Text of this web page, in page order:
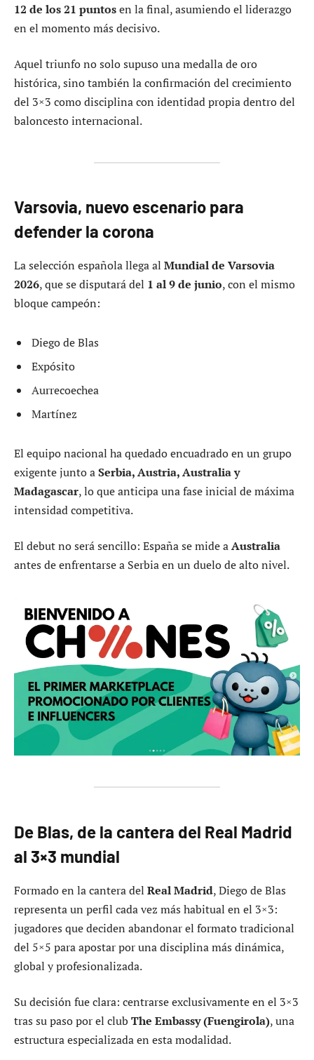
12 de los 21 puntosen la final, asumiendo el liderazgo
en el momento más decisivo.
Aquel triunfo no solo supuso una medalla de oro
histórica, sino también la confirmación del crecimiento
del 3×3 como disciplina con identidad propia dentro del
baloncesto internacional.
Varsovia, nuevo escenario para
defender la corona
La selección española llega al Mundial de Varsovia
2026, que se disputará del 1 al 9 de junio, con el mismo
bloque campeón:
Diego de Blas
Expósito
Aurrecoechea
Martínez
El equipo nacional ha quedado encuadrado en un grupo
exigente junto aSerbia, Austria, Australia y
Madagascar, lo que anticipa una fase inicial de máxima
intensidad competitiva.
El debut no será sencillo: España se mide aAustralia
antes de enfrentarse a Serbia en un duelo de alto nivel.
De Blas, de la cantera del Real Madrid
al 3×3 mundial
Formado en la cantera del Real Madrid, Diego de Blas
representa un perfil cada vez más habitual en el 3×3:
jugadores que deciden abandonar el formato tradicional
del 5×5 para apostar por una disciplina más dinámica,
global y profesionalizada.
Su decisión fue clara: centrarse exclusivamente en el 3×3
tras su paso por el club The Embassy (Fuengirola), una
estructura especializada en esta modalidad.